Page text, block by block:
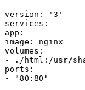
version: '3'
services:
app:
image: nginx
volumes:
- ./html:/usr/
ports: